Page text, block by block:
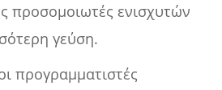
προσομοιωτές ενισχυτών
γεύση.
προγραμματιστές